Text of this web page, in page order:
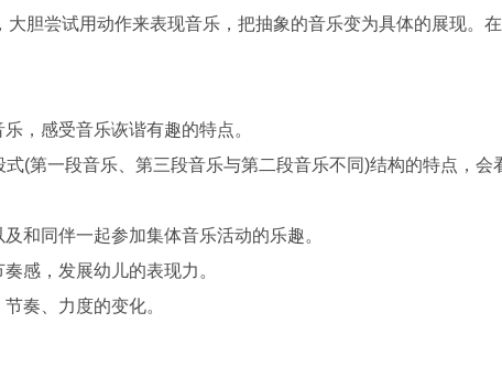
大胆尝试用动作来表现音乐，把抽象的音乐变为具体的展现。
感受音乐诙谐有趣的特点。
第一段音乐、第三段音乐与第二段音乐不同)结构的特点，会
同伴一起参加集体音乐活动的乐趣。
，发展幼儿的表现力。
奏、力度的变化。